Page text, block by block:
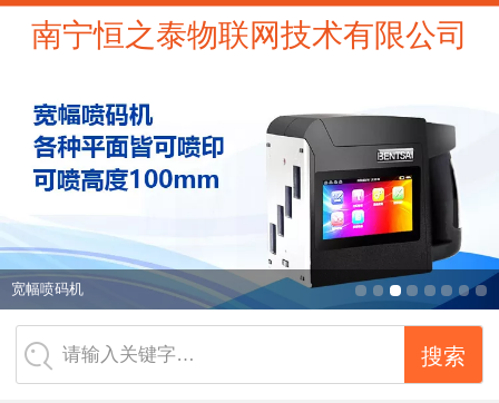
南宁恒之泰物联网技术有限公司
宽幅喷码机
请输入关键字…